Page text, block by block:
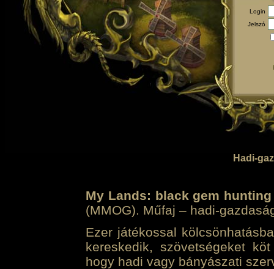
Login
Jelszó
Hadi-
My Lands: black gem hunting
(MMOG). Műfaj – hadi-
Ezer játékossal
kereskedik, szövetségeket
hogy hadi vagy bányászati